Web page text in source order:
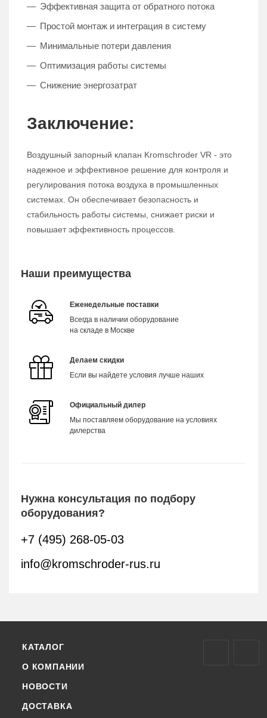
Эффективная защита от обратного потока
Простой монтаж и интеграция в систему
Минимальные потери давления
Оптимизация работы системы
Снижение энергозатрат
Заключение:
Воздушный запорный клапан Kromschroder VR - это
надежное и эффективное решение для контроля и
регулирования потока воздуха в промышленных
системах. Он обеспечивает безопасность и
стабильность работы системы, снижает риски и
повышает эффективность процессов.
Наши преимущества
Еженедельные поставки
Всегда в наличии оборудование
на складе в Москве
Делаем скидки
Если вы найдете условия лучше наших
Официальный дилер
Мы поставляем оборудование на условиях
дилерства
Нужна консультация по подбору
оборудования?
+7 (495) 268-05-03
info@kromschroder-rus.ru
КАТАЛОГ
О КОМПАНИИ
НОВОСТИ
ДОСТАВКА